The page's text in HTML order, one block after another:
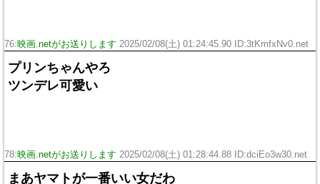
76:映画.netがお送りします 2025/02/08(土) 01:24:45.90 ID:3tKmfxNv0.net
プリンちゃんやろ
ツンデレ可愛い
78:映画.netがお送りします 2025/02/08(土) 01:28:44.88 ID:dciEo3w30.net
まあヤマトが一番いい女だわ